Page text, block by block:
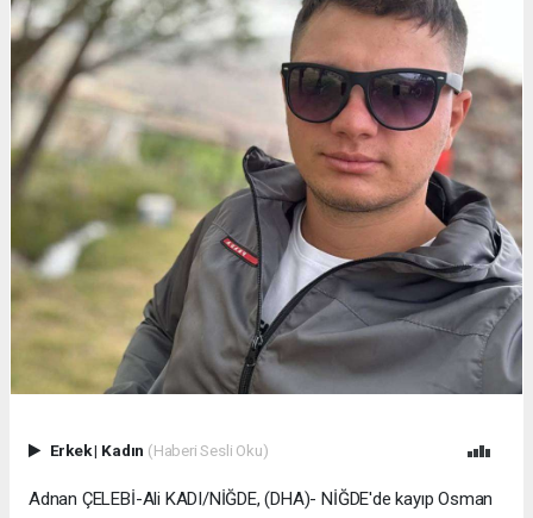
Erkek| Kadın (Haberi Sesli Oku)
Adnan ÇELEBİ-Ali KADI/NİĞDE, (DHA)- NİĞDE'de kayıp Osman